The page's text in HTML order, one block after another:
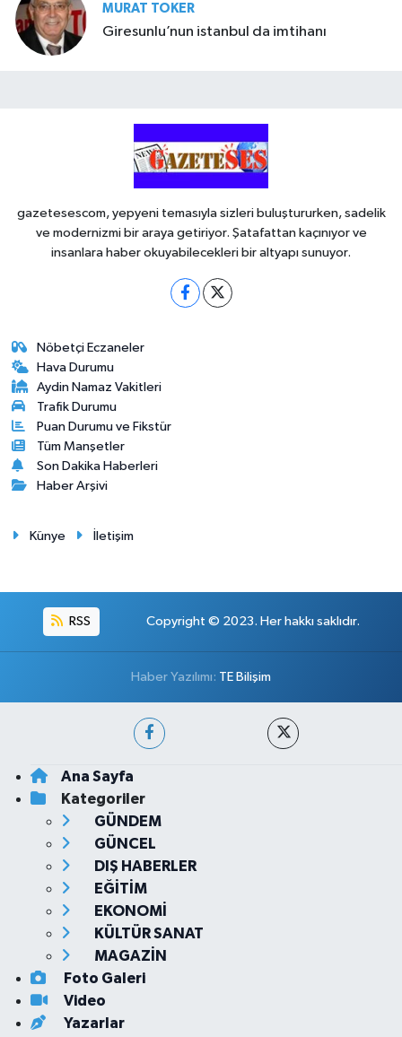
MURAT TOKER
Giresunlu’nun istanbul da imtihanı
gazetesescom, yepyeni temasıyla sizleri buluştururken, sadelik
ve modernizmi bir araya getiriyor. Şatafattan kaçınıyor ve
insanlara haber okuyabilecekleri bir altyapı sunuyor.
Nöbetçi Eczaneler
Hava Durumu
Aydin Namaz Vakitleri
Trafik Durumu
Puan Durumu ve Fikstür
Tüm Manşetler
Son Dakika Haberleri
Haber Arşivi
Künye İletişim
RSS Copyright © 2023. Her hakkı saklıdır.
Haber Yazılımı: TE Bilişim
Ana Sayfa
Kategoriler
GÜNDEM
GÜNCEL
DIŞ HABERLER
EĞİTİM
EKONOMİ
KÜLTÜR SANAT
MAGAZİN
Foto Galeri
Video
Yazarlar